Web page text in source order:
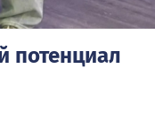
потенциал